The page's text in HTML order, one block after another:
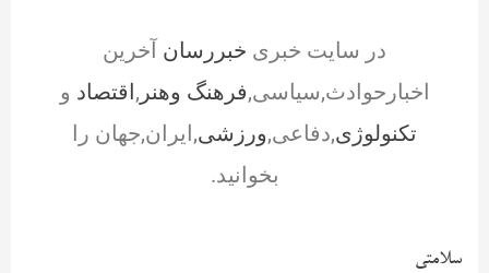
در سایت خبری خبررسان آخرین
اخبارحوادث,سیاسی,فرهنگ وهنر ,اقتصاد و
تکنولوژی,دفاعی,ورزشی,ایران,جهان را
بخوانید.
سلامتی